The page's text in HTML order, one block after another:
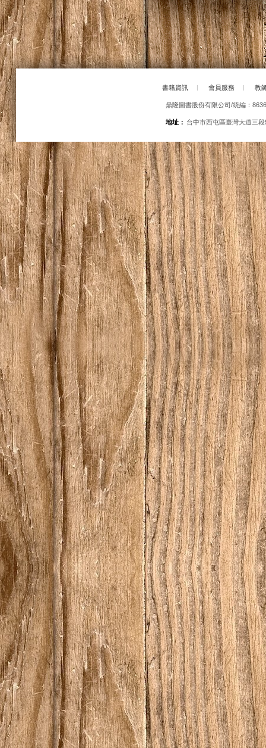
書籍資訊 | 會員服務 | 教
鼎隆圖書股份有限公司/統編：
地址： 台中市西屯區臺灣大道三